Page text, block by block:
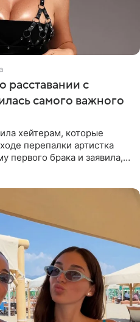
расставании с
самого важного
хейтерам, которые
перепалки артистка
первого брака и заявила,